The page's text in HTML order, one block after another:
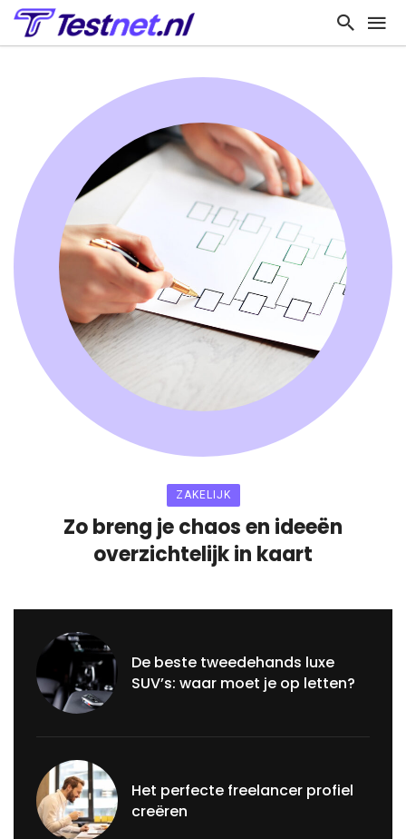
ZAKELIJK
Zo breng je chaos en ideeën
overzichtelijk in kaart
De beste tweedehands luxe
SUV’s: waar moet je op letten?
Het perfecte freelancer profiel
creëren